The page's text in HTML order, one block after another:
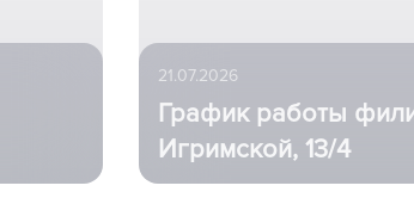
21.07.2026
График работы
Игримской, 13/4